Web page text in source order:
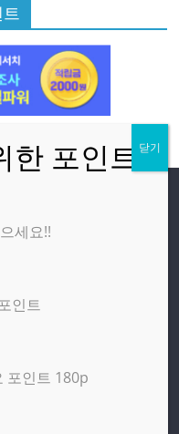
세요!!
인트
포인트 180p